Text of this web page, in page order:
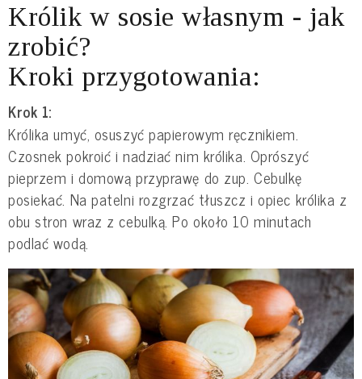
Królik w sosie własnym - jak
zrobić?
Kroki przygotowania:
Krok 1:
Królika umyć, osuszyć papierowym ręcznikiem.
Czosnek pokroić i nadziać nim królika. Oprószyć
pieprzem i domową przyprawę do zup. Cebulkę
posiekać. Na patelni rozgrzać tłuszcz i opiec królika z
obu stron wraz z cebulką. Po około 10 minutach
podlać wodą.